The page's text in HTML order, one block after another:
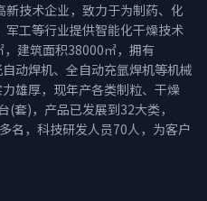
技术企业，致力于为制药、化
工等行业提供智能化干燥技术
建筑面积38000㎡，拥有
动焊机、全自动充氩焊机等机械
雄厚，现年产各类制粒、干燥
套)，产品已发展到32大类，
名，科技研发人员70人，为客户